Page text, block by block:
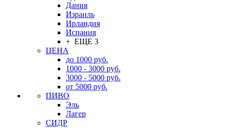
Дания
Израиль
Ирландия
Испания
+ ЕЩЕ 3
ЦЕНА
до 1000 руб.
1000 - 3000 руб.
3000 - 5000 руб.
от 5000 руб.
ПИВО
Эль
Лагер
СИДР